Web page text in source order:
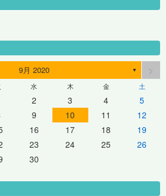
9月 2020 ▼
水 木 金 土
2 3 4
5
9 10 11
12
16 17 18
19
23 24 25
26
30